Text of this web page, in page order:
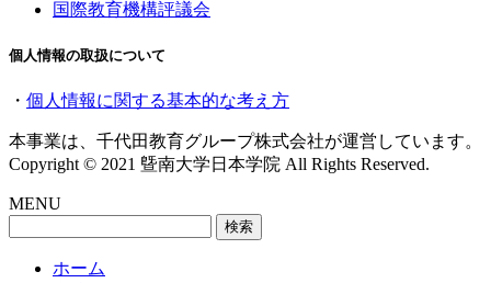
国際教育機構評議会
個人情報の取扱について
・ 個人情報に関する基本的な考え方
本事業は、千代田教育グループ株式会社が運営しています。
Copyright © 2021 曁南大学日本学院 All Rights Reserved.
MENU
ホーム